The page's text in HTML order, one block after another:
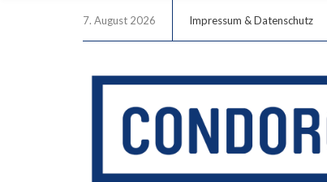
7. August 2026 Impressum & Datenschutz